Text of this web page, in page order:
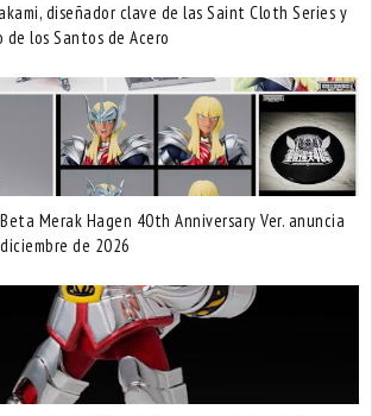
diseñador clave de las Saint Cloth Series y
los Santos de Acero
Merak Hagen 40th Anniversary Ver. anuncia
de 2026